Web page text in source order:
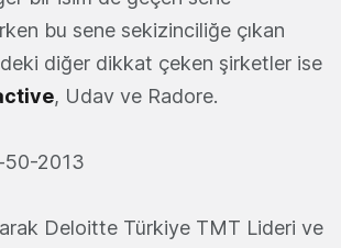
bu sene sekizinciliğe çıkan
diğer dikkat çeken şirketler ise
, Udav ve Radore.
Deloitte Türkiye TMT Lideri ve